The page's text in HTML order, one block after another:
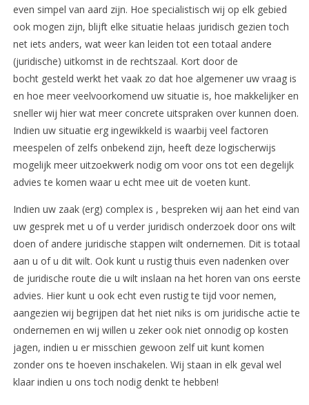
even simpel van aard zijn. Hoe specialistisch wij op elk gebied
ook mogen zijn, blijft elke situatie helaas juridisch gezien toch
net iets anders, wat weer kan leiden tot een totaal andere
(juridische) uitkomst in de rechtszaal. Kort door de
bocht gesteld werkt het vaak zo dat hoe algemener uw vraag is
en hoe meer veelvoorkomend uw situatie is, hoe makkelijker en
sneller wij hier wat meer concrete uitspraken over kunnen doen.
Indien uw situatie erg ingewikkeld is waarbij veel factoren
meespelen of zelfs onbekend zijn, heeft deze logischerwijs
mogelijk meer uitzoekwerk nodig om voor ons tot een degelijk
advies te komen waar u echt mee uit de voeten kunt.
Indien uw zaak (erg) complex is , bespreken wij aan het eind van
uw gesprek met u of u verder juridisch onderzoek door ons wilt
doen of andere juridische stappen wilt ondernemen. Dit is totaal
aan u of u dit wilt. Ook kunt u rustig thuis even nadenken over
de juridische route die u wilt inslaan na het horen van ons eerste
advies. Hier kunt u ook echt even rustig te tijd voor nemen,
aangezien wij begrijpen dat het niet niks is om juridische actie te
ondernemen en wij willen u zeker ook niet onnodig op kosten
jagen, indien u er misschien gewoon zelf uit kunt komen
zonder ons te hoeven inschakelen. Wij staan in elk geval wel
klaar indien u ons toch nodig denkt te hebben!